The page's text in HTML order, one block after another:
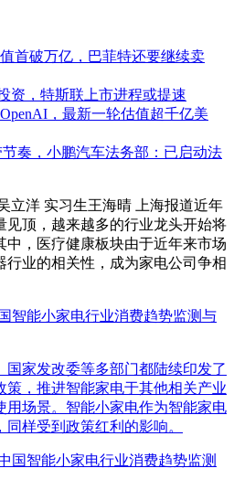
首破万亿，巴菲特还要继续卖
资，特斯联上市进程或提速
，最新一轮估值超千亿美
奏，小鹏汽车法务部：已启动法
立洋 实习生王海晴 上海报道近年
见顶，越来越多的行业龙头开始将
中，医疗健康板块由于近年来市场
行业的相关性，成为家电公司争相
智能小家电行业消费趋势监测与
家发改委等多部门都陆续印发了
策，推进智能家电于其他相关产业
用场景。智能小家电作为智能家电
样受到政策红利的影响。